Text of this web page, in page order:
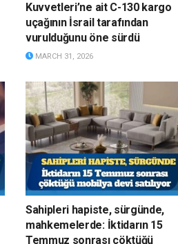
Kuvvetleri’ne ait C-130 kargo
uçağının İsrail tarafından
vurulduğunu öne sürdü
MARCH 31, 2026
Sahipleri hapiste, sürgünde,
mahkemelerde: İktidarın 15
Temmuz sonrası çöktüğü